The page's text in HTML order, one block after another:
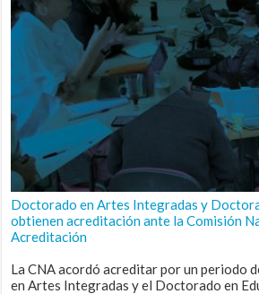
Doctorado en Artes Integradas y
obtienen acreditación ante la Comisión
Acreditación
La CNA acordó acreditar por un periodo
en Artes Integradas y el Doctorado en